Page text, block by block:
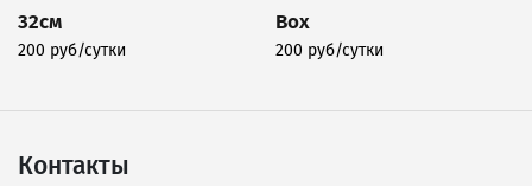
32см
200 руб/сутки
Box
200 руб/сутки
Контакты